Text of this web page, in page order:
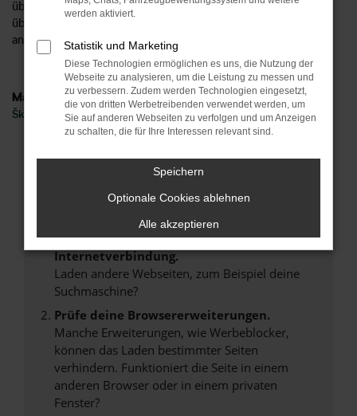
überprüft. Unser Versprechen: wir lassen nur Fahrzeuge im
überprüften Zustand auf die Straßen von Münster oder
anderswo.
Marken
Škoda
Fehler: Network Error
Beim Laden ist ein Fehler aufgetreten.
Hier sind ein paar Tipps, die dir helfen können:
Überprüfe deine Firewall und deine
Internetverbindung.
Laden andere Webseiten, zum Beispiel deine
Suchmaschine?
Prüfe deine Browsererweiterungen.
Manche Erweiterungen, wie Werbeblocker,
können das Laden bestimmter Seiten
verhindern. Funktioniert die Seite in einem
anderen Browser oder in einem privaten
Fenster?
werden aktiviert.
Statistik und Marketing
Diese Technologien ermöglichen es uns, die Nutzung der
Webseite zu analysieren, um die Leistung zu messen und
zu verbessern. Zudem werden Technologien eingesetzt,
die von dritten Werbetreibenden verwendet werden, um
Sie auf anderen Webseiten zu verfolgen und um Anzeigen
zu schalten, die für Ihre Interessen relevant sind.
Speichern
Optionale Cookies ablehnen
Alle akzeptieren